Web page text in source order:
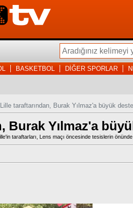
BASKETBOL DİĞER SPORLAR
Lille taraftarından, Burak Yılmaz'a büyük
Burak Yılmaz'a
taraftarları, Lens maçı öncesinde tesislerin